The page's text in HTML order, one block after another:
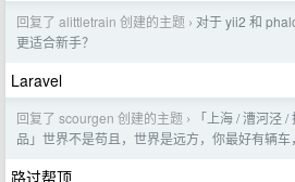
回复了 alittletrain 创建的主题 › 对于 yii2 和
更适合新手？
Laravel
回复了 scourgen 创建的主题 ›
「上海 / 漕河泾
品」世界不是苟且，世界是远方，你最好有辆车
路过帮顶